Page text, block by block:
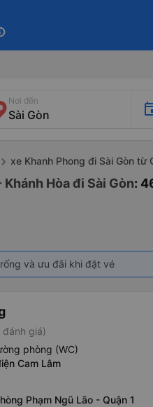
Nơi đến
xe Khanh Phong đi Sài Gòn từ
Hòa đi Sài Gòn:
và ưu đãi khi đặt vé
đánh giá)
phòng (WC)
Cam Lâm
Phạm Ngũ Lão - Quận 1